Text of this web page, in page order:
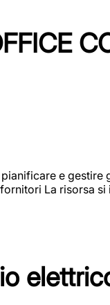
e
La risorsa